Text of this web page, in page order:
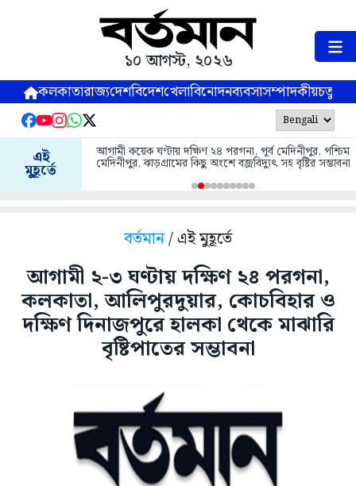
১০ আগস্ট, ২০২৬
কলকাতারাজ্যদেশবিদেশখেলাবিনোদনব্যবসাসম্পাদকীয়
এই
মুহূর্তে
আগামী কয়েক ঘণ্টায় দক্ষিণ ২৪ পরগনা, পূর্ব মেদিনীপুর, পশ্চিম
মেদিনীপুর, ঝাড়গ্রামের কিছু অংশে বজ্রবিদ্যুৎ সহ বৃষ্টির সম্ভাবনা
বর্তমান/ এই মুহূর্তে
আগামী ২-৩ ঘণ্টায় দক্ষিণ ২৪ পরগনা,
কলকাতা, আলিপুরদুয়ার, কোচবিহার ও
দক্ষিণ দিনাজপুরে হালকা থেকে মাঝারি
বৃষ্টিপাতের সম্ভাবনা